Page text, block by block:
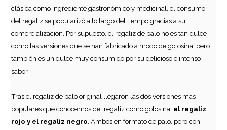
clásica como ingrediente gastronómico y medicinal, el consumo
del regaliz se popularizó a lo largo del tiempo gracias a su
comercialización. Por supuesto, el regaliz de palo no es tan dulce
como las versiones que se han fabricado a modo de golosina, pero
también es un dulce muy consumido por su delicioso e intenso
sabor.
Tras el regaliz de palo original llegaron las dos versiones más
populares que conocemos del regaliz como golosina: el regaliz
rojo y el regaliz negro . Ambos en formato de palo, pero con